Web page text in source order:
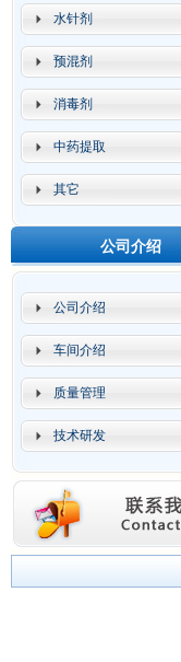
水针剂
预混剂
消毒剂
中药提取
其它
公司介绍
公司介绍
车间介绍
质量管理
技术研发